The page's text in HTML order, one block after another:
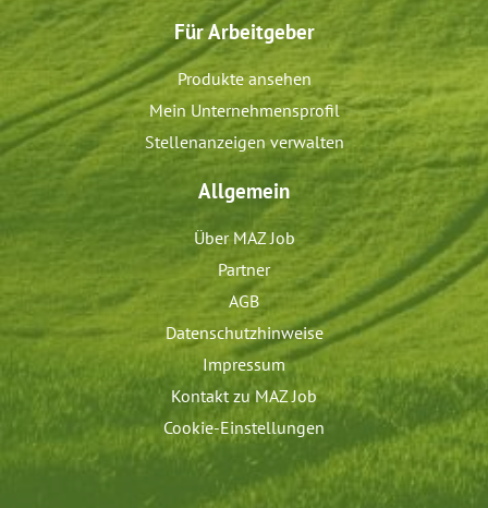
Für Arbeitgeber
Produkte ansehen
Mein Unternehmensprofil
Stellenanzeigen verwalten
Allgemein
Über MAZ Job
Partner
AGB
Datenschutzhinweise
Impressum
Kontakt zu MAZ Job
Cookie-Einstellungen